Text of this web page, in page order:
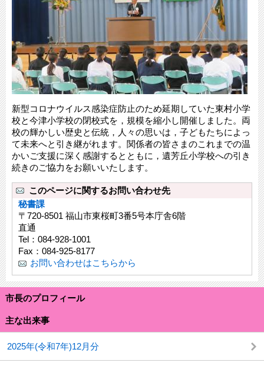
市長のプロフィール
主な出来事
2025年(令和7年)12月分
新型コロナウイルス感染症防止のため延期していた東村小学
校と今津小学校の閉校式を，規模を縮小し開催しました。両
校の輝かしい歴史と伝統，人々の思いは，子どもたちによっ
て未来へと引き継がれます。関係者の皆さまのこれまでの温
かいご支援に深く感謝するとともに，遺芳丘小学校への引き
続きのご協力をお願いいたします。
このページに関するお問い合わせ先
秘書課
〒720-8501 福山市東桜町3番5号本庁舎6階
直通
Tel：084-928-1001
Fax：084-925-8177
お問い合わせはこちらから